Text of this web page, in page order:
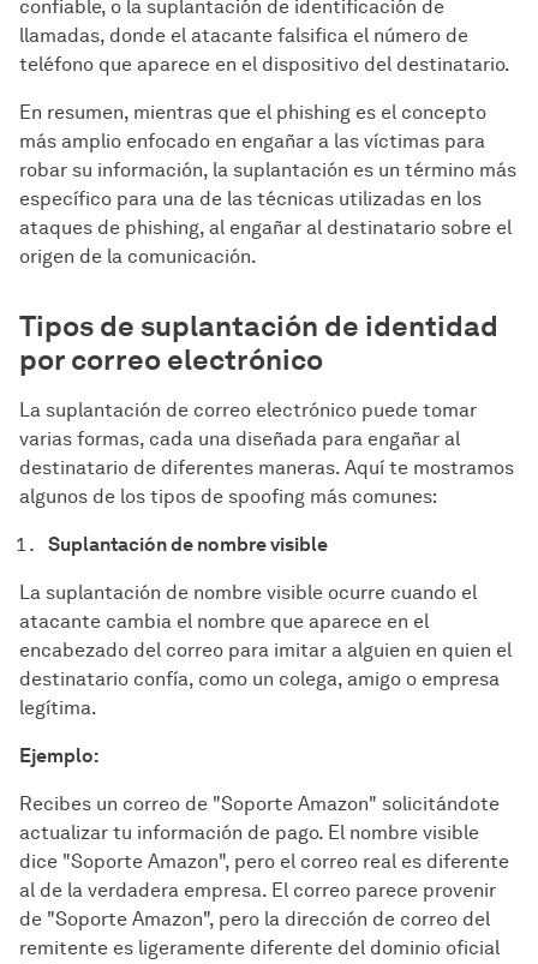
confiable, o la suplantación de identificación de
llamadas, donde el atacante falsifica el número de
teléfono que aparece en el dispositivo del destinatario.
En resumen, mientras que el phishing es el concepto
más amplio enfocado en engañar a las víctimas para
robar su información, la suplantación es un término más
específico para una de las técnicas utilizadas en los
ataques de phishing, al engañar al destinatario sobre el
origen de la comunicación.
Tipos de suplantación de identidad
por correo electrónico
La suplantación de correo electrónico puede tomar
varias formas, cada una diseñada para engañar al
destinatario de diferentes maneras. Aquí te mostramos
algunos de los tipos de spoofing más comunes:
Suplantación de nombre visible
La suplantación de nombre visible ocurre cuando el
atacante cambia el nombre que aparece en el
encabezado del correo para imitar a alguien en quien el
destinatario confía, como un colega, amigo o empresa
legítima.
Ejemplo:
Recibes un correo de "Soporte Amazon" solicitándote
actualizar tu información de pago. El nombre visible
dice "Soporte Amazon", pero el correo real es diferente
al de la verdadera empresa. El correo parece provenir
de "Soporte Amazon", pero la dirección de correo del
remitente es ligeramente diferente del dominio oficial